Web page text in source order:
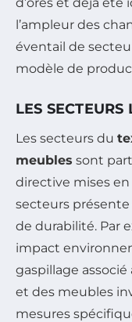
l’ampleur des
éventail de
modèle de
LES SECTEURS
Les secteurs du
meubles sont
directive mises en
secteurs
de durabilité. Par
impact
gaspillage
et des meubles
mesures